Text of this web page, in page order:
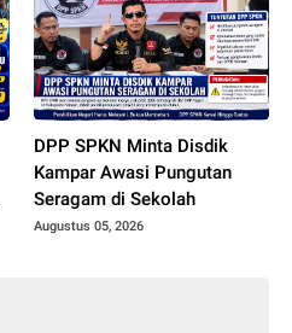
DPP SPKN Minta Disdik
Kampar Awasi Pungutan
Seragam di Sekolah
Augustus 05, 2026